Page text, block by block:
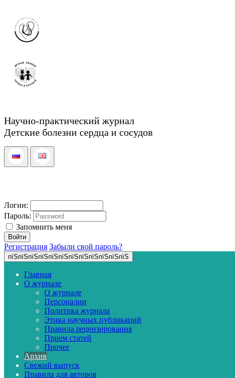
Научно-практический журнал
Детские болезни сердца и сосудов
Логин:
Пароль:
Запомнить меня
Регистрация Забыли свой пароль?
пїЅпїЅпїЅпїЅпїЅпїЅпїЅпїЅпїЅпїЅпїЅпїЅ
Главная
О журнале
О журнале
Персоналии
Политика журнала
Этика научных публикаций
Правила рецензирования
Прием статей
Прочее
Архив
Свежий выпуск
Правила для авторов